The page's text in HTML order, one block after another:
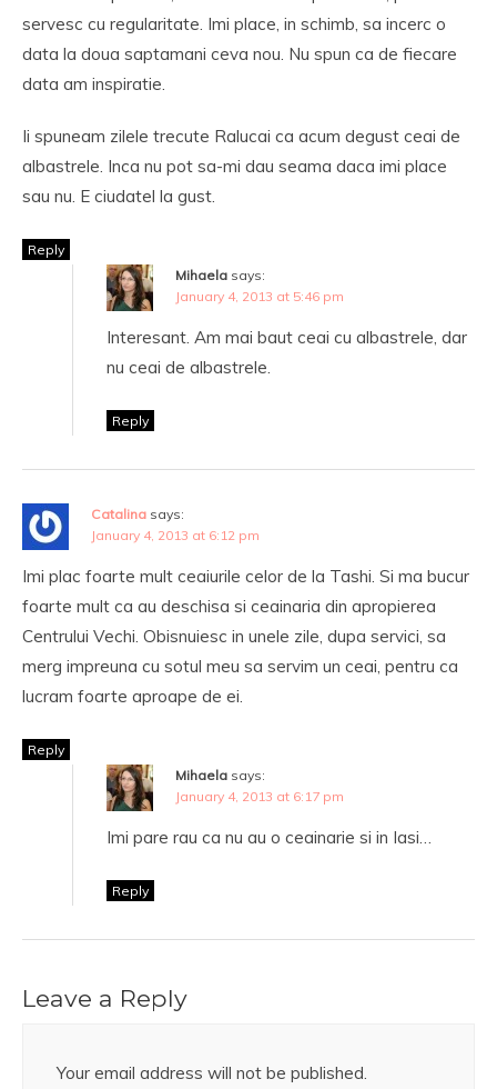
servesc cu regularitate. Imi place, in schimb, sa incerc o
data la doua saptamani ceva nou. Nu spun ca de fiecare
data am inspiratie.
Ii spuneam zilele trecute Ralucai ca acum degust ceai de
albastrele. Inca nu pot sa-mi dau seama daca imi place
sau nu. E ciudatel la gust.
Reply
Mihaela says:
January 4, 2013 at 5:46 pm
Interesant. Am mai baut ceai cu albastrele, dar
nu ceai de albastrele.
Reply
Catalina says:
January 4, 2013 at 6:12 pm
Imi plac foarte mult ceaiurile celor de la Tashi. Si ma bucur
foarte mult ca au deschisa si ceainaria din apropierea
Centrului Vechi. Obisnuiesc in unele zile, dupa servici, sa
merg impreuna cu sotul meu sa servim un ceai, pentru ca
lucram foarte aproape de ei.
Reply
Mihaela says:
January 4, 2013 at 6:17 pm
Imi pare rau ca nu au o ceainarie si in Iasi…
Reply
Leave a Reply
Your email address will not be published.